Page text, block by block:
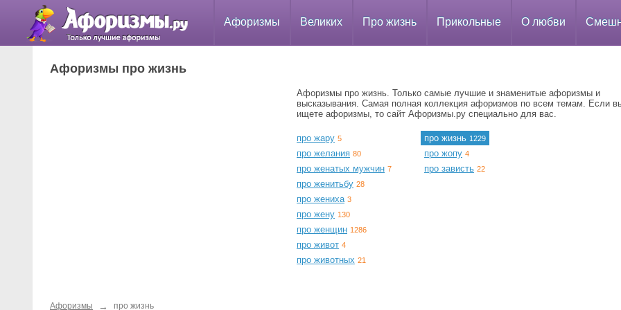
Афоризмы Великих Про жизнь Прикольные О любви
Афоризмы про жизнь
Афоризмы про жизнь. Только самые лучшие и знаменитые афоризмы и
высказывания. Самая полная коллекция афоризмов по всем темам. Если
ищете афоризмы, то сайт Афоризмы.ру специально для вас.
про жару 5
про желания 80
про женатых мужчин 7
про женитьбу 28
про жениха 3
про жену 130
про женщин 1286
про живот 4
про животных 21
про жизнь 1229
про жопу 4
про зависть 22
Афоризмы → про жизнь